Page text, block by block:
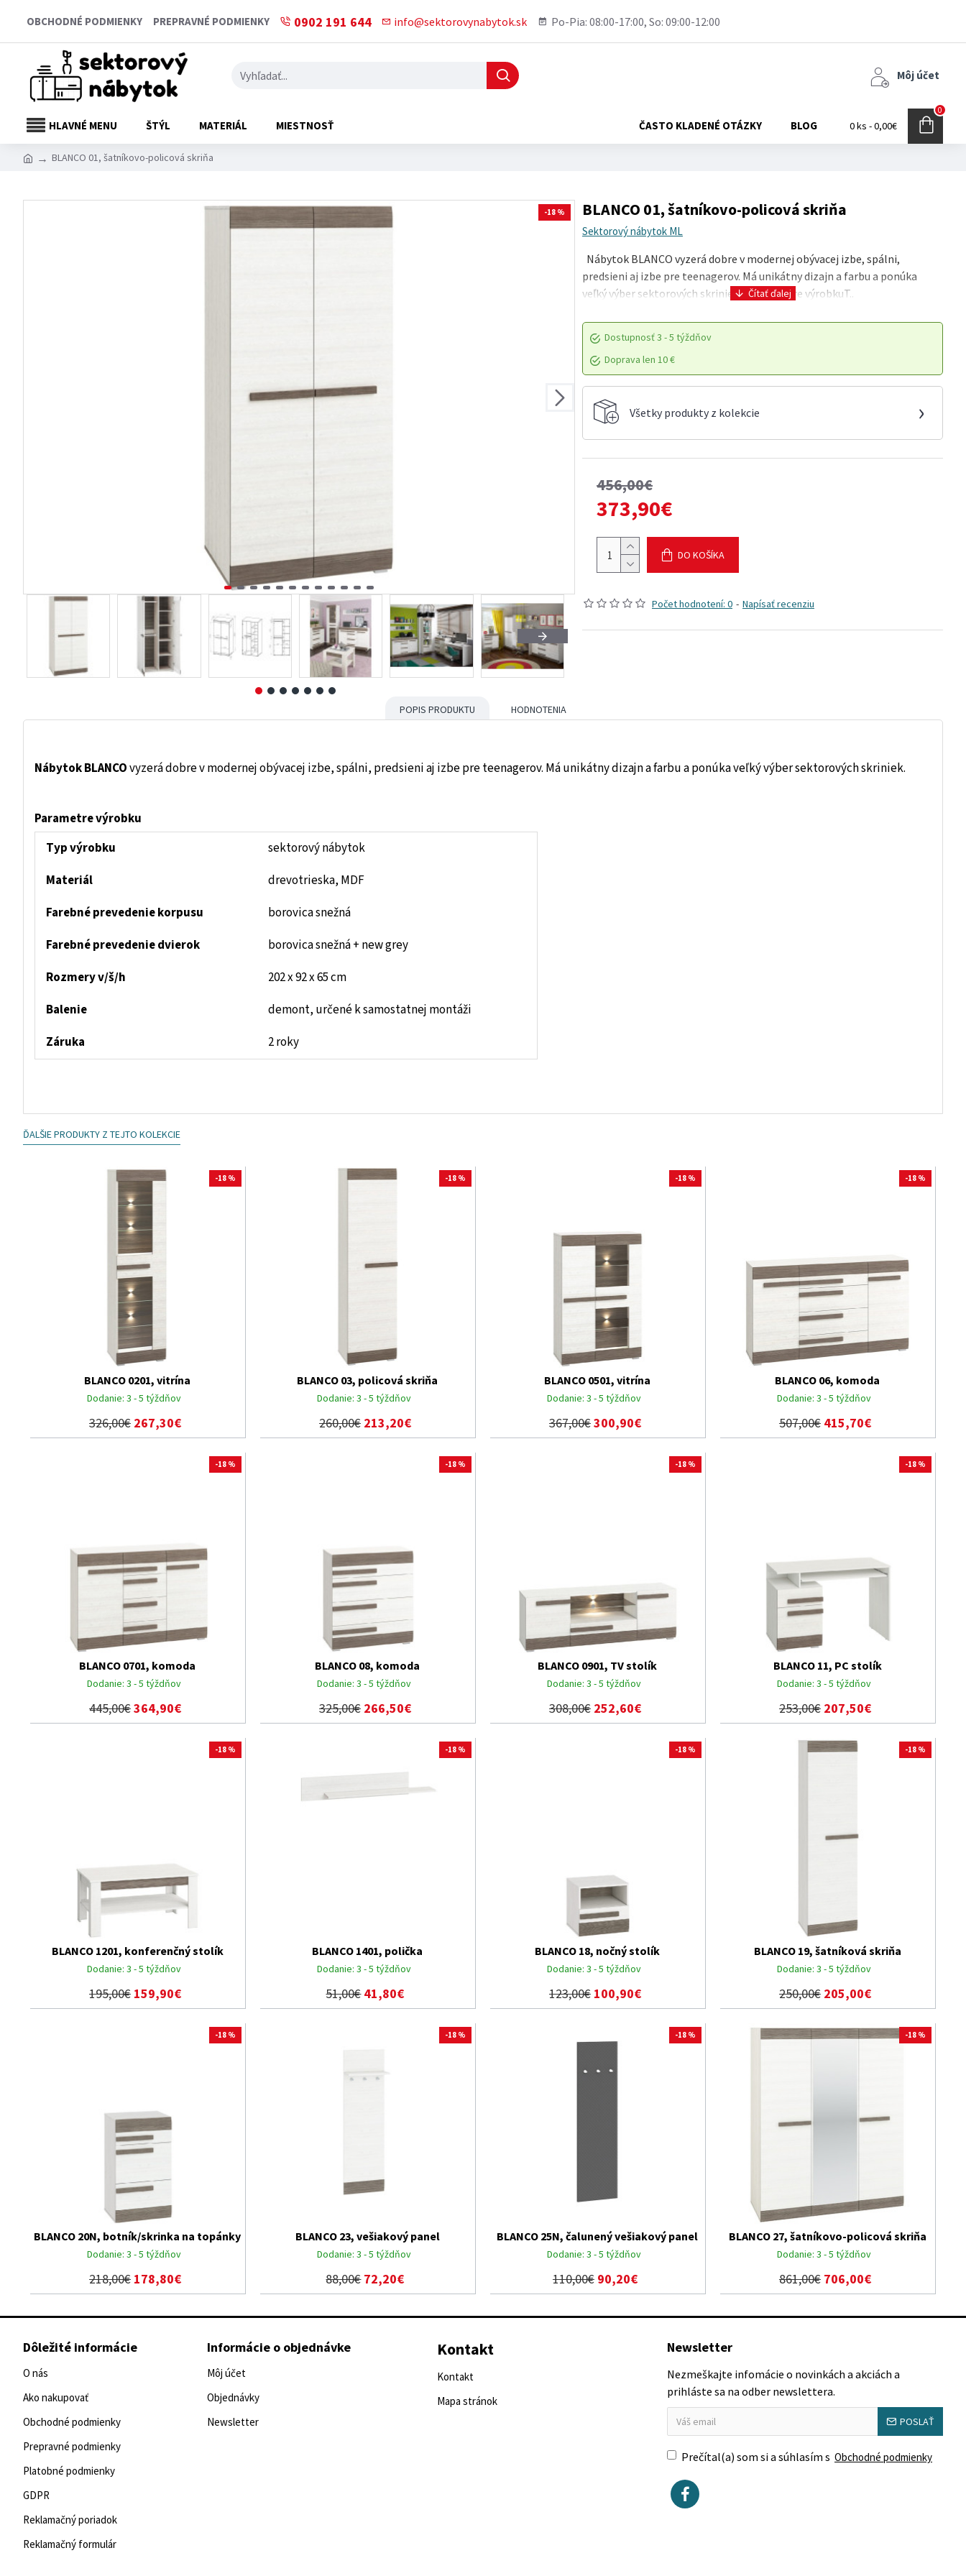
OBCHODNÉ PODMIENKY PREPRAVNÉ PODMIENKY 0902 191 644 info@sektorovynabytok.sk Po-Pia: 08:00-17:00, So: 09:00-12:00
Môj účet
HLAVNÉ MENU ŠTÝL MATERIÁL MIESTNOSŤ ČASTO KLADENÉ OTÁZKY BLOG 0 ks - 0,00€
0
BLANCO 01, šatníkovo-policová skriňa
-18 % BLANCO 01, šatníkovo-policová skriňa
Sektorový nábytok ML
Nábytok BLANCO vyzerá dobre v modernej obývacej izbe, spálni,
predsieni aj izbe pre teenagerov. Má unikátny dizajn a farbu a ponúka
veľký výber sektorových skriniek. Parametre výrobkuT..
Dostupnosť3 - 5 týždňov
Doprava len 10 €
Všetky produkty z kolekcie ›
Počet hodnotení: 0 - Napísať recenziu
456,00€
373,90€
DO KOŠÍKA
POPIS PRODUKTU HODNOTENIA
Nábytok BLANCOvyzerá dobre v modernej obývacej izbe, spálni, predsieni aj izbe pre teenagerov. Má unikátny dizajn a farbu a ponúka veľký výber sektorových skriniek.
Parametre výrobku
Typ výrobku
sektorový nábytok
Materiál
drevotrieska, MDF
Farebné prevedenie korpusu
borovica snežná
Farebné prevedenie dvierok
borovica snežná + new grey
Rozmery v/š/h
202 x 92 x 65 cm
Balenie
demont, určené k samostatnej montáži
Záruka
2 roky
ĎALŠIE PRODUKTY Z TEJTO KOLEKCIE
-18 %
Dodanie: 3 - 5 týždňov
BLANCO 0201, vitrína
326,00€ 267,30€
-18 %
Dodanie: 3 - 5 týždňov
BLANCO 03, policová skriňa
260,00€ 213,20€
-18 %
Dodanie: 3 - 5 týždňov
BLANCO 0501, vitrína
367,00€300,90€
-18 %
Dodanie: 3 - 5 týždňov
BLANCO 06, komoda
507,00€ 415,70€
-18 %
Dodanie: 3 - 5 týždňov
BLANCO 0701, komoda
445,00€364,90€
-18 %
Dodanie: 3 - 5 týždňov
BLANCO 08, komoda
325,00€ 266,50€
-18 %
Dodanie: 3 - 5 týždňov
BLANCO 0901, TV stolík
308,00€ 252,60€
-18 %
Dodanie: 3 - 5 týždňov
BLANCO 11, PC stolík
253,00€ 207,50€
-18 %
Dodanie: 3 - 5 týždňov
BLANCO 1201, konferenčný stolík
195,00€ 159,90€
-18 %
Dodanie: 3 - 5 týždňov
BLANCO 1401, polička
51,00€41,80€
-18 %
Dodanie: 3 - 5 týždňov
BLANCO 18, nočný stolík
123,00€ 100,90€
-18 %
Dodanie: 3 - 5 týždňov
BLANCO 19, šatníková skriňa
250,00€ 205,00€
-18 %
Dodanie: 3 - 5 týždňov
BLANCO 20N, botník/skrinka na topánky
218,00€ 178,80€
-18 %
Dodanie: 3 - 5 týždňov
BLANCO 23, vešiakový panel
88,00€72,20€
-18 %
Dodanie: 3 - 5 týždňov
BLANCO 25N, čalunený vešiakový panel
110,00€ 90,20€
-18 %
Dodanie: 3 - 5 týždňov
BLANCO 27, šatníkovo-policová skriňa
861,00€ 706,00€
Dôležité informácie
O nás
Ako nakupovať
Obchodné podmienky
Prepravné podmienky
Platobné podmienky
GDPR
Reklamačný poriadok
Reklamačný formulár
Informácie o objednávke
Môj účet
Objednávky
Newsletter
Kontakt
Kontakt
Mapa stránok
Newsletter
Nezmeškajte infomácie o novinkách a akciách a
prihláste sa na odber newslettera.
POSLAŤ
Prečítal(a) som si a súhlasím s Obchodné podmienky